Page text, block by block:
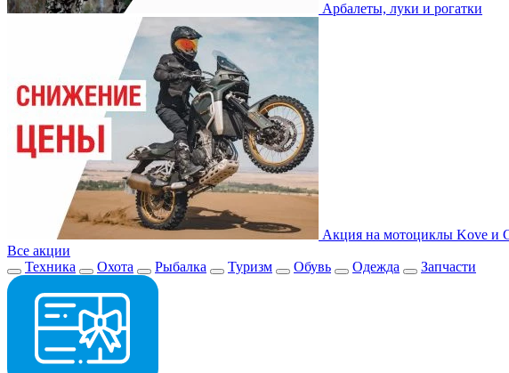
Арбалеты, луки и рогатки
Акция на мотоциклы Kove и
Все акции
Техника
Охота Рыбалка Туризм Обувь Одежда Запчасти